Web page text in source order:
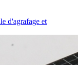
d'agrafage et